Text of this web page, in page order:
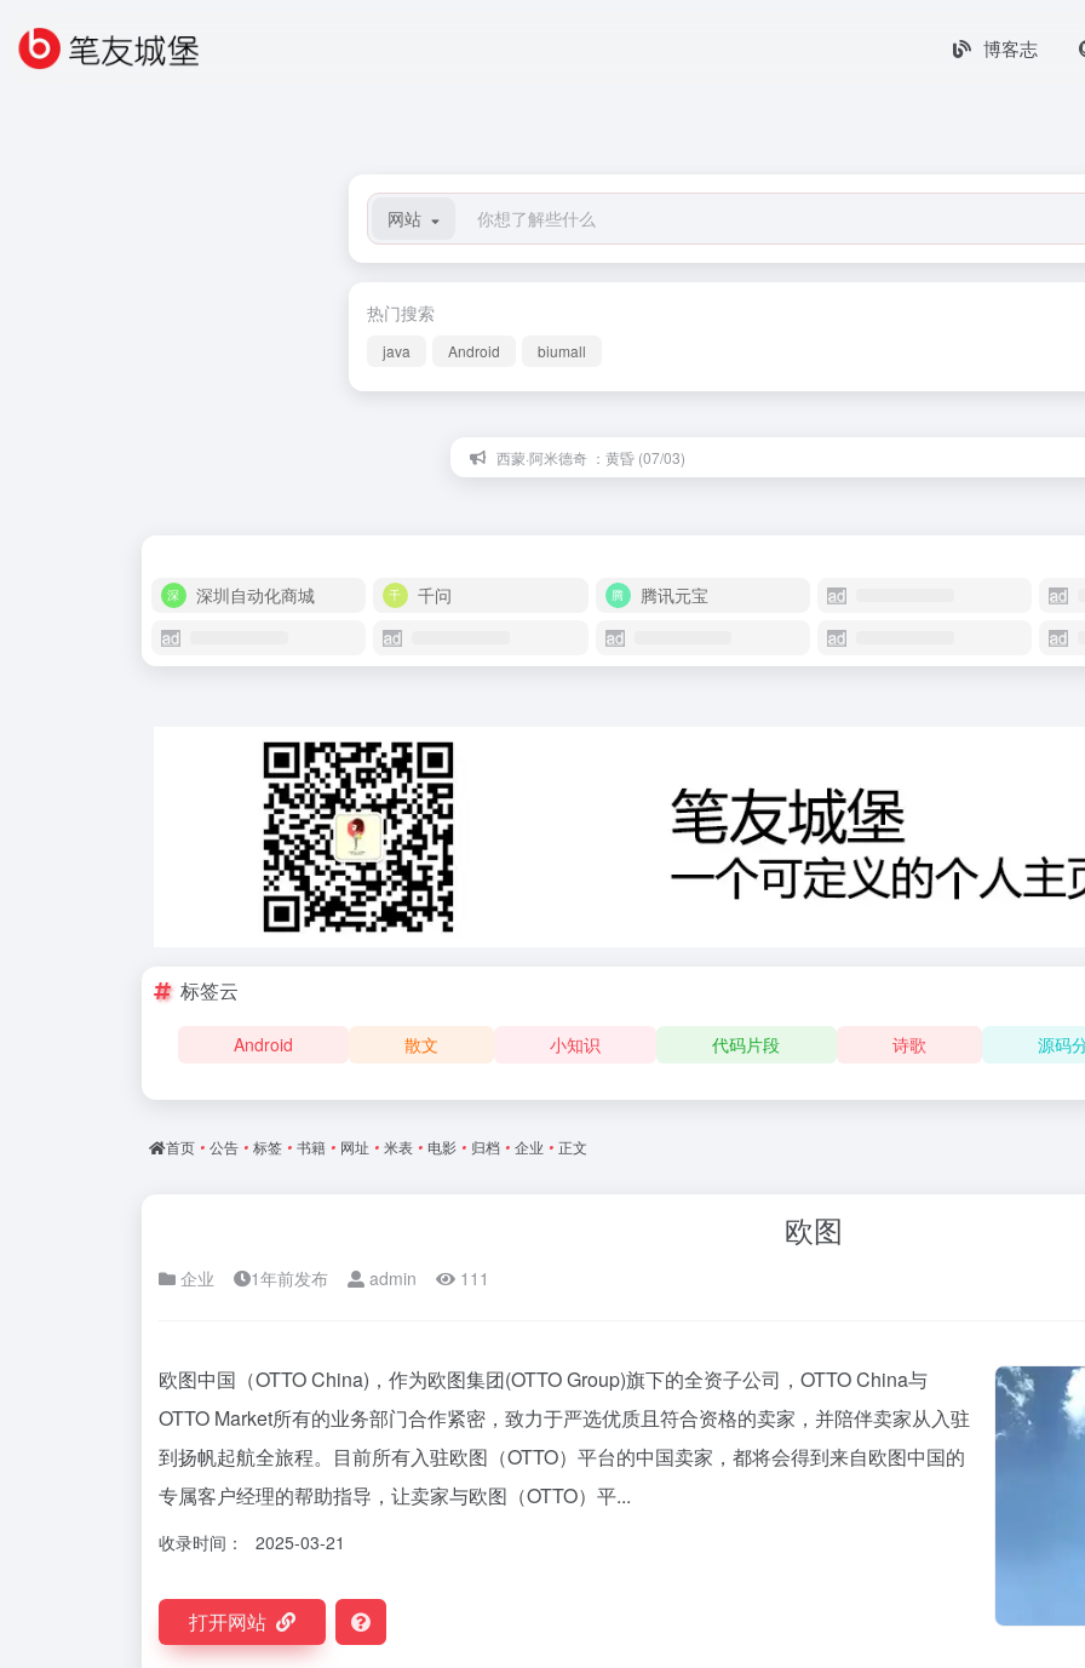
博客志
网站
热门搜索
java Android biumall
西蒙·阿米德奇 ：黄昏 (07/03)
深圳自动化商城 千问 腾讯元宝
标签云
Android 散文 小知识 代码片段 诗歌 源码
首页 • 公告 • 标签 • 书籍 • 网址 • 米表 • 电影 • 归档 • 企业 • 正文
欧图
企业 1年前发布 admin 111
欧图中国（OTTO China)，作为欧图集团(OTTO Group)旗下的全资子公司，OTTO China与
OTTO Market所有的业务部门合作紧密，致力于严选优质且符合资格的卖家，并陪伴卖家从入驻
到扬帆起航全旅程。目前所有入驻欧图（OTTO）平台的中国卖家，都将会得到来自欧图中国的
专属客户经理的帮助指导，让卖家与欧图（OTTO）平...
收录时间： 2025-03-21
打开网站